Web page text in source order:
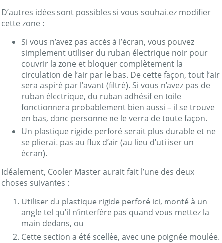
D’autres idées sont possibles si vous souhaitez modifier
cette zone :
Si vous n’avez pas accès à l’écran, vous pouvez
simplement utiliser du ruban électrique noir pour
couvrir la zone et bloquer complètement la
circulation de l’air par le bas. De cette façon, tout l’air
sera aspiré par l’avant (filtré). Si vous n’avez pas de
ruban électrique, du ruban adhésif en toile
fonctionnera probablement bien aussi – il se trouve
en bas, donc personne ne le verra de toute façon.
Un plastique rigide perforé serait plus durable et ne
se plierait pas au flux d’air (au lieu d’utiliser un
écran).
Idéalement, Cooler Master aurait fait l’une des deux
choses suivantes :
Utiliser du plastique rigide perforé ici, monté à un
angle tel qu’il n’interfère pas quand vous mettez la
main dedans, ou
Cette section a été scellée, avec une poignée moulée.